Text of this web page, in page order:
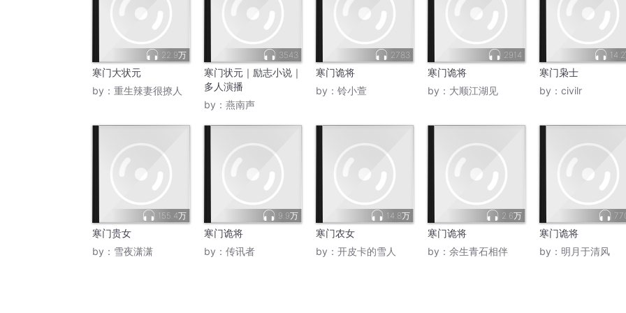
22.9万
寒门大状元
by： 重生辣妻很撩人
3543
寒门状元｜励志小说｜
多人演播
by： 燕南声
2783
寒门诡将
by： 铃小萱
2914
寒门诡将
by： 大顺江湖见
寒门枭士
by： civilr
155.4万
寒门贵女
by： 雪夜潇潇
9.9万
寒门诡将
by： 传讯者
14.8万
寒门农女
by： 开皮卡的雪人
2.6万
寒门诡将
by： 余生青石相伴
寒门诡将
by： 明月于清风